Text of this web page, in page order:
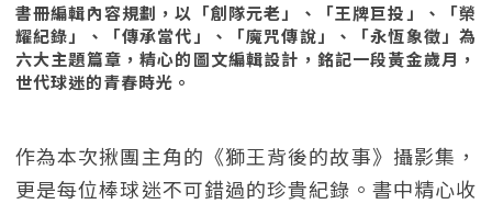
書冊編輯內容規劃，以「創隊元老」、「王牌巨投」、「榮
耀紀錄」、「傳承當代」、「魔咒傳說」、「永恆象徵」為
六大主題篇章，精心的圖文編輯設計，銘記一段黃金歲月，
世代球迷的青春時光。
作為本次揪團主角的《獅王背後的故事》攝影集，
更是每位棒球迷不可錯過的珍貴紀錄。書中精心收